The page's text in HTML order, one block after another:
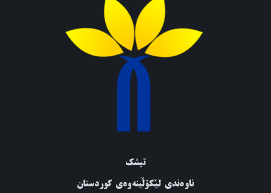
تیشک
ناوەندی لێکۆڵینەوەی کوردستان